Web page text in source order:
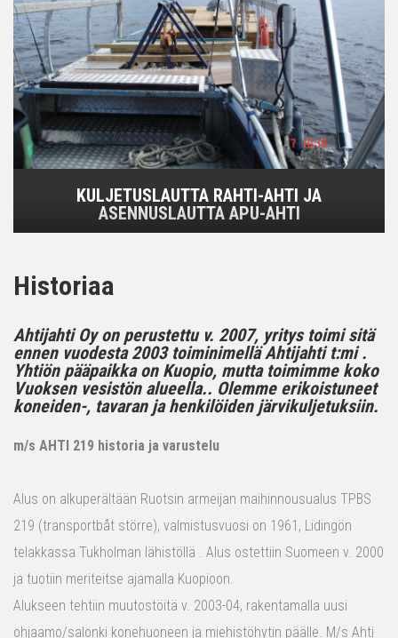
KULJETUSLAUTTA RAHTI-AHTI JA
ASENNUSLAUTTA APU-AHTI
Historiaa
Ahtijahti Oy on perustettu v. 2007, yritys toimi sitä
ennen vuodesta 2003 toiminimellä Ahtijahti t:mi .
Yhtiön pääpaikka on Kuopio, mutta toimimme koko
Vuoksen vesistön alueella.. Olemme erikoistuneet
koneiden-, tavaran ja henkilöiden järvikuljetuksiin.
m/s AHTI 219 historia ja varustelu
Alus on alkuperältään Ruotsin armeijan maihinnousualus TPBS
219 (transportbåt större), valmistusvuosi on 1961, Lidingön
telakkassa Tukholman lähistöllä . Alus ostettiin Suomeen v. 2000
ja tuotiin meriteitse ajamalla Kuopioon.
Alukseen tehtiin muutostöitä v. 2003-04, rakentamalla uusi
ohjaamo/salonki konehuoneen ja miehistöhytin päälle. M/s Ahti